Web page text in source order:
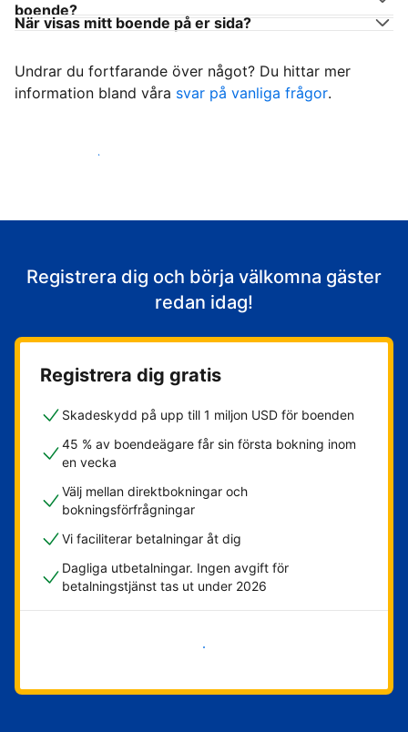
boende?
När visas mitt boende på er sida?
Undrar du fortfarande över något? Du hittar mer
information bland våra svar på vanliga frågor.
Börja ta emot gäster
Registrera dig och börja välkomna gäster
redan idag!
Registrera dig gratis
Skadeskydd på upp till 1 miljon USD för boenden
45 % av boendeägare får sin första bokning inom
en vecka
Välj mellan direktbokningar och
bokningsförfrågningar
Vi faciliterar betalningar åt dig
Dagliga utbetalningar. Ingen avgift för
betalningstjänst tas ut under 2026
Kom igång nu